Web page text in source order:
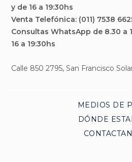
y de 16 a 19:30hs
Venta Telefónica: (011) 7538
Consultas WhatsApp de 8.30 a
16 a 19:30hs
Calle 850 2795, San Francisco
MEDIOS DE
DÓNDE